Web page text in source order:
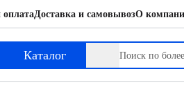
Доставка и самовывозО
Каталог